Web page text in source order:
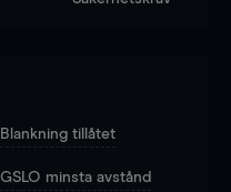
Blankning tillåtet
GSLO minsta avstånd